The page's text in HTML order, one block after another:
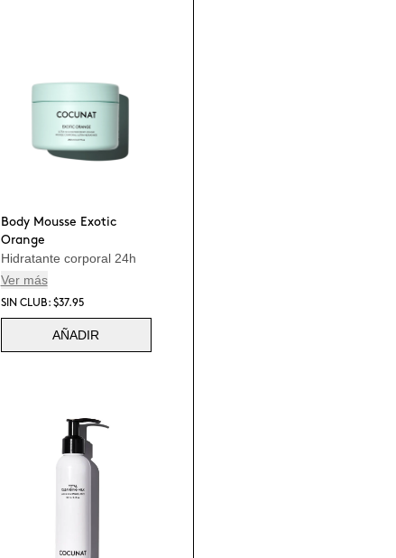
Body Mousse Exotic
Orange
Hidratante corporal 24h
Ver más
SIN CLUB: $37.95
AÑADIR